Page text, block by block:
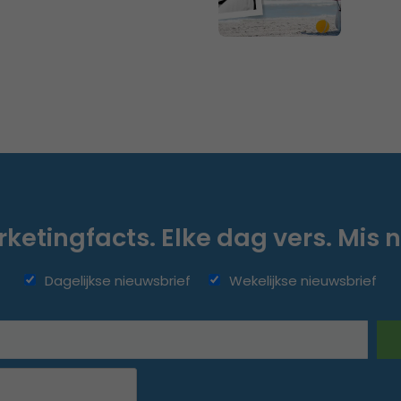
Elke dag vers. Mis
Dagelijkse nieuwsbrief Wekelijkse nieuwsbrief